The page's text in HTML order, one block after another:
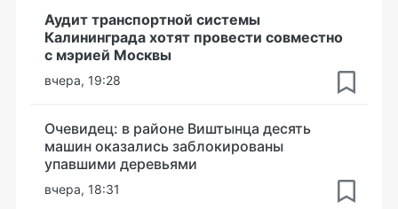
Аудит транспортной системы
Калининграда хотят провести совместно
с мэрией Москвы
вчера, 19:28
Очевидец: в районе Виштынца десять
машин оказались заблокированы
упавшими деревьями
вчера, 18:31